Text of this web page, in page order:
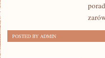
POSTED BY ADMIN